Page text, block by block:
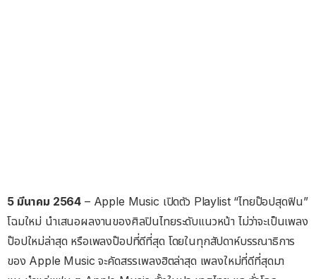
5 มีนาคม 2564 – Apple Music เปิดตัว Playlist “ไทยป๊อปสุดฟิน”
โฉมใหม่ นำเสนอผลงานของศิลปินไทยระดับแนวหน้า ไม่ว่าจะเป็นเพลง
ป๊อปใหม่ล่าสุด หรือเพลงป๊อปที่ดีที่สุด โดยในทุกสัปดาห์บรรณาธิการ
ของ Apple Music จะคัดสรรเพลงฮิตล่าสุด เพลงใหม่ที่ดีที่สุดมา